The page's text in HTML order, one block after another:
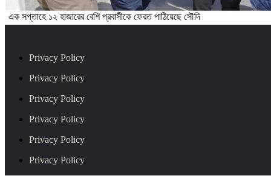
এক সপ্তাহে ১২ হাজারের বেশি প্রবাসীকে ফেরত পাঠিয়েছে সৌদি
Privacy Policy
Privacy Policy
Privacy Policy
Privacy Policy
Privacy Policy
Privacy Policy